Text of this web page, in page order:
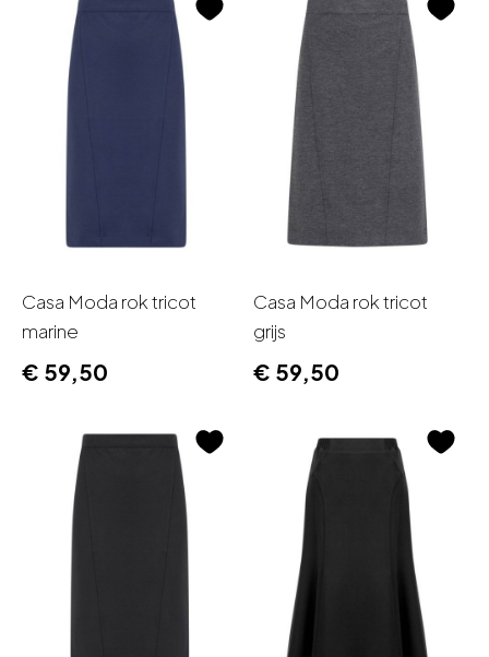
Casa Moda rok tricot
marine
€ 59,50
Casa Moda rok tricot
grijs
€ 59,50